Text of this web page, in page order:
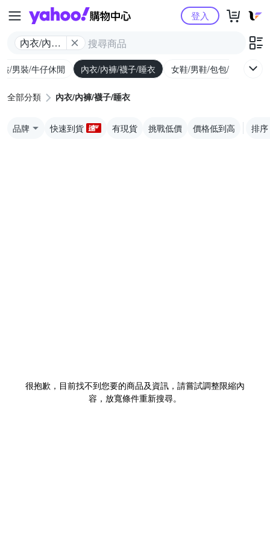
Yahoo購物中心
內衣/內褲/
登入
/男裝/牛仔休閒 內衣/內褲/襪子/睡衣 女鞋/男鞋/包包/行李箱
全部分類 內衣/內褲/襪子/睡衣
品牌 快速到貨 有現貨 挑戰低價 價格低到高 排序
很抱歉，目前找不到您要的商品及資訊，請嘗試調整限縮內
容，放寬條件重新搜尋。